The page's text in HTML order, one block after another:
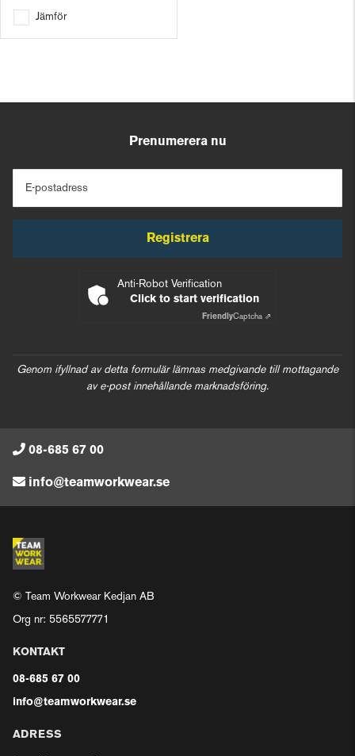
Jämför
Prenumerera nu
E-postadress
Registrera
Anti-Robot Verification
Click to start verification
FriendlyCaptcha ⇗
Genom ifyllnad av detta formulär lämnas medgivande till mottagande
av e-post innehållande marknadsföring.
08-685 67 00
info@teamworkwear.se
© Team Workwear Kedjan AB
Org nr: 5565577771
KONTAKT
08-685 67 00
info@teamworkwear.se
ADRESS